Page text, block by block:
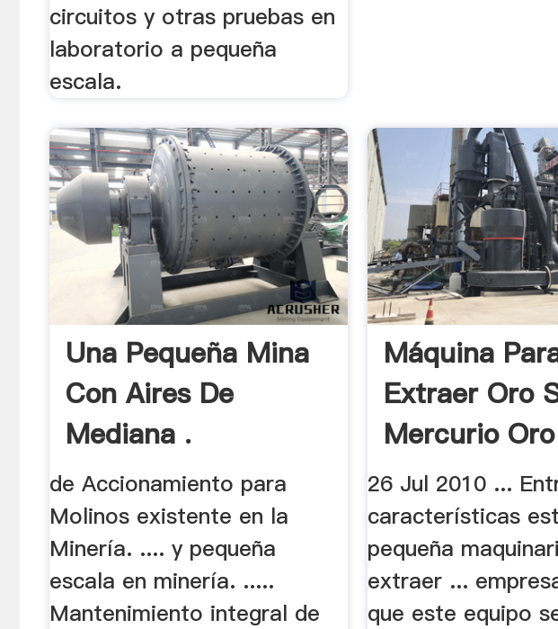
circuitos y otras pruebas en
laboratorio a pequeña
escala.
Una Pequeña Mina
Con Aires De
Mediana .
de Accionamiento para
Molinos existente en la
Minería. .... y pequeña
escala en minería. .....
Mantenimiento integral de
Máquina
Extraer Oro
Mercurio
26 Jul 2010 ...
características
pequeña
extraer ...
que este equipo